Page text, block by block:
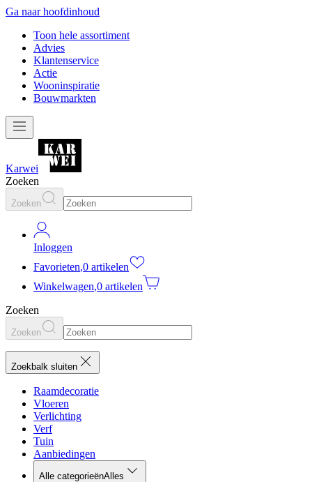
Ga naar hoofdinhoud
Toon hele assortiment
Advies
Klantenservice
Actie
Wooninspiratie
Bouwmarkten
Karwei
Zoeken
Zoeken
Inloggen
Favorieten,0 artikelen
Winkelwagen,0 artikelen
Zoeken
Zoeken
Zoekbalk sluiten
Raamdecoratie
Vloeren
Verlichting
Verf
Tuin
Aanbiedingen
Alle categorieënAlles